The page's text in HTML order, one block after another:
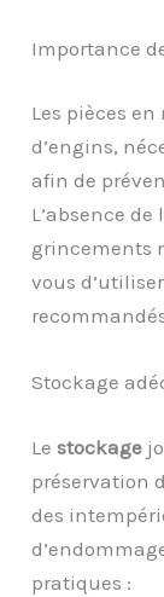
Importance
Les pièces
d’engins,
afin de
L’absence
grincements
vous
Stockage
Lestockage
préservation
des
pratiques :